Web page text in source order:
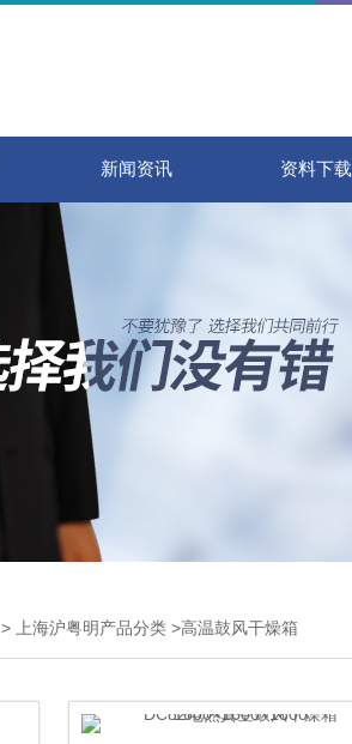
新闻资讯 资料下载
> 上海沪粤明产品分类 >高温鼓风干燥箱